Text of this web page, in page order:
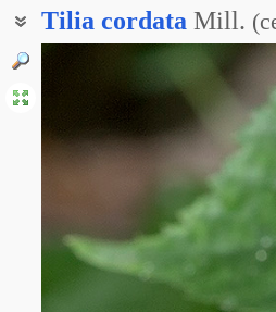
Tilia cordata Mill. (
Липа мелколистная